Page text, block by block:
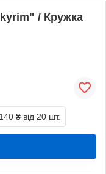
/ Кружка
140 ₴ від 20 шт.